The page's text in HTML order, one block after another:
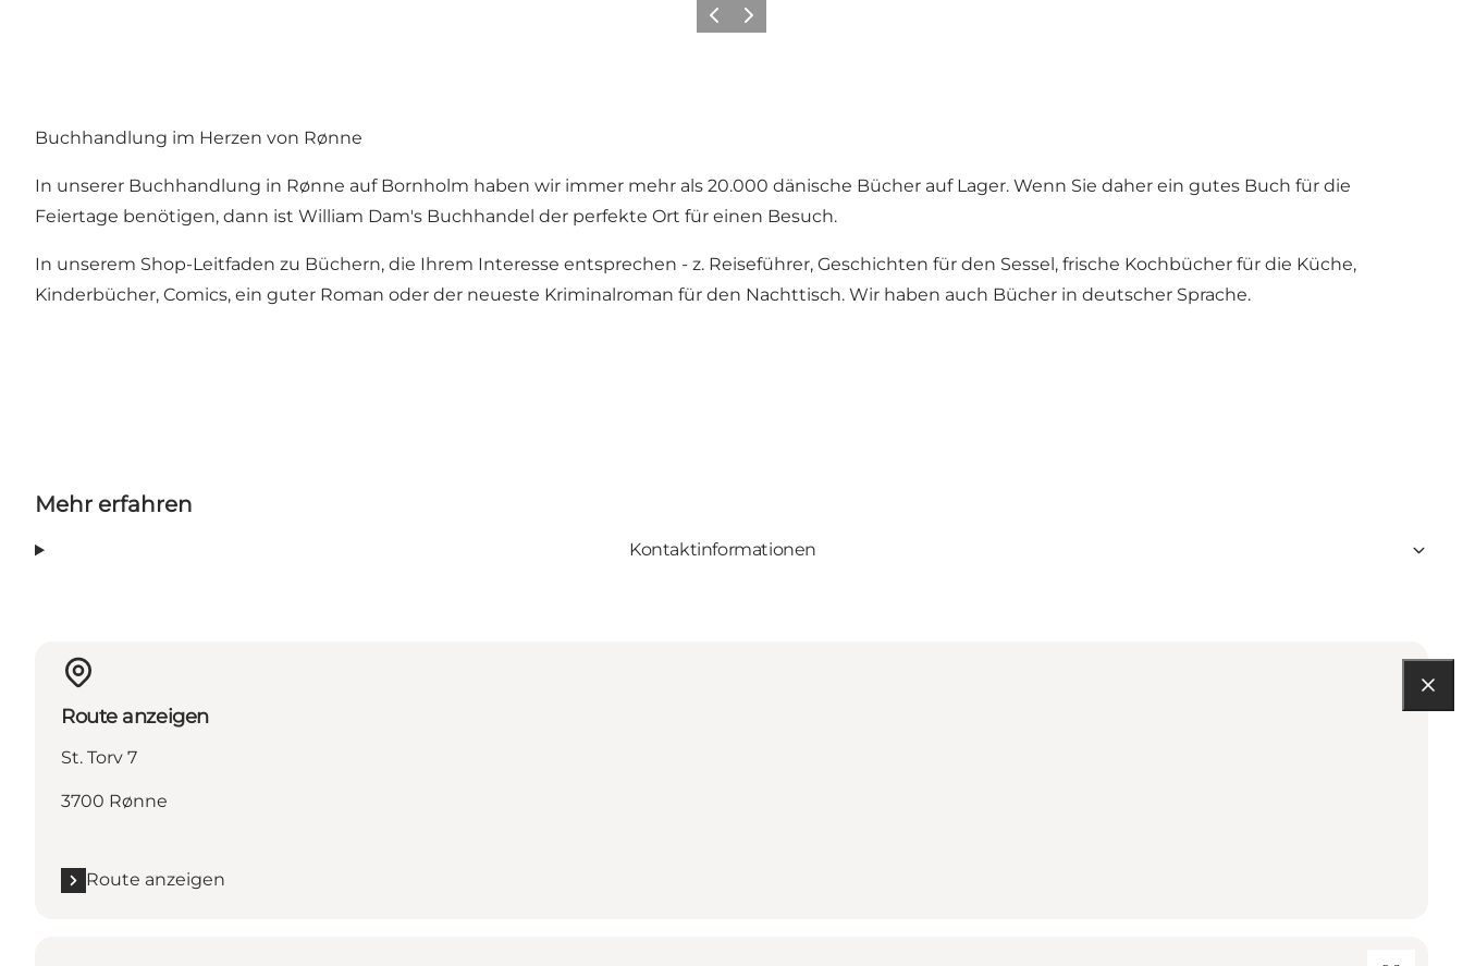
ZurückWeiter
Buchhandlung im Herzen von Rønne
In unserer Buchhandlung in Rønne auf Bornholm haben wir immer mehr als 20.000 dänische Bücher auf Lager. Wenn Sie daher ein gutes Buch für die
Feiertage benötigen, dann ist William Dam's Buchhandel der perfekte Ort für einen Besuch.
In unserem Shop-Leitfaden zu Büchern, die Ihrem Interesse entsprechen - z. Reiseführer, Geschichten für den Sessel, frische Kochbücher für die Küche,
Kinderbücher, Comics, ein guter Roman oder der neueste Kriminalroman für den Nachttisch. Wir haben auch Bücher in deutscher Sprache.
Mehr erfahren
Kontaktinformationen
Route anzeigen
St. Torv 7
3700 Rønne
Route anzeigen